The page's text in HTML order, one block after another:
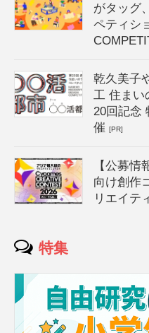
がタッグ
ペティシ
乾久美子
工 住まい
20回記念
催[PR]
【公募
向け創作
リエイテ
特集